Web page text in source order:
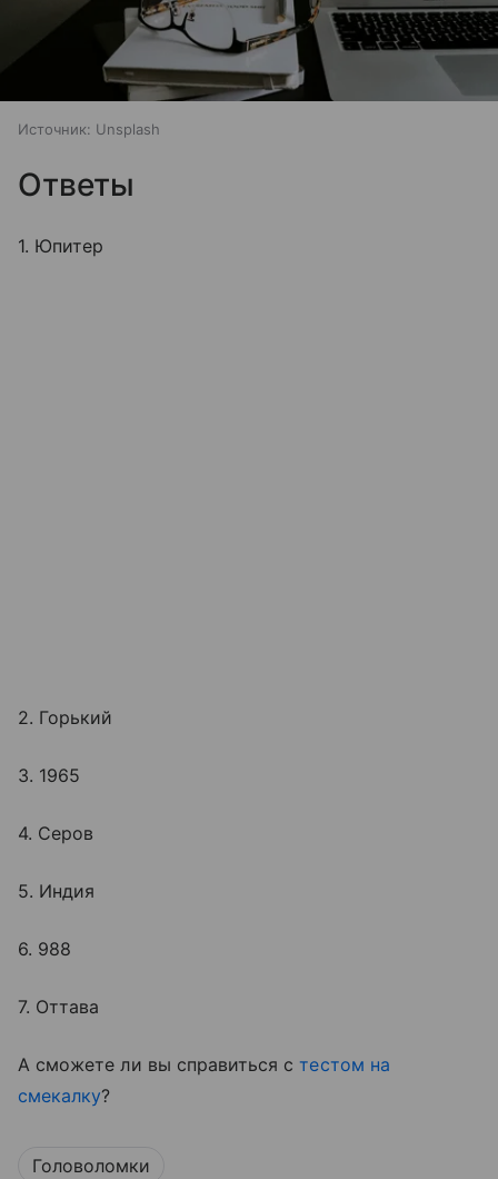
Источник: Unsplash
Ответы
1. Юпитер
2. Горький
3. 1965
4. Серов
5. Индия
6. 988
7. Оттава
А сможете ли вы справиться стестом на
смекалку?
Головоломки